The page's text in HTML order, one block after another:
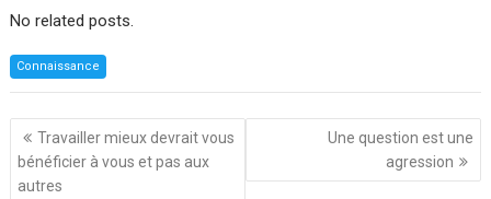
No related posts.
Connaissance
Navigation
de
l’article
Travailler mieux devrait vous
bénéficier à vous et pas aux
autres
Une question est une
agression